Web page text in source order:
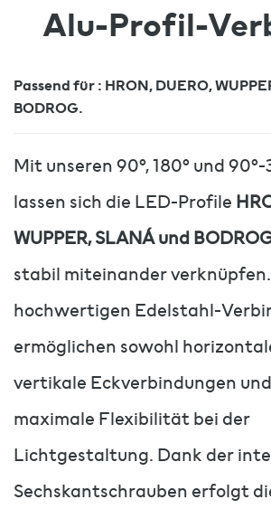
Alu-Profil-
Passend für : HRON, DUERO,
BODROG.
Mit unseren 90°, 180° und
lassen sich die LED-Profile
WUPPER, SLANÁ und
stabil miteinander
hochwertigen Edelstahl-
ermöglichen sowohl
vertikale Eckverbindungen
maximale Flexibilität bei der
Lichtgestaltung. Dank der
Sechskantschrauben erfolgt